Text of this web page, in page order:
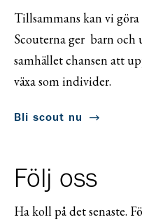
Tillsammans kan vi
Scouterna ger barn och
samhället chansen att
växa som individer.
Bli scout nu
Följ oss
Ha koll på det senaste.